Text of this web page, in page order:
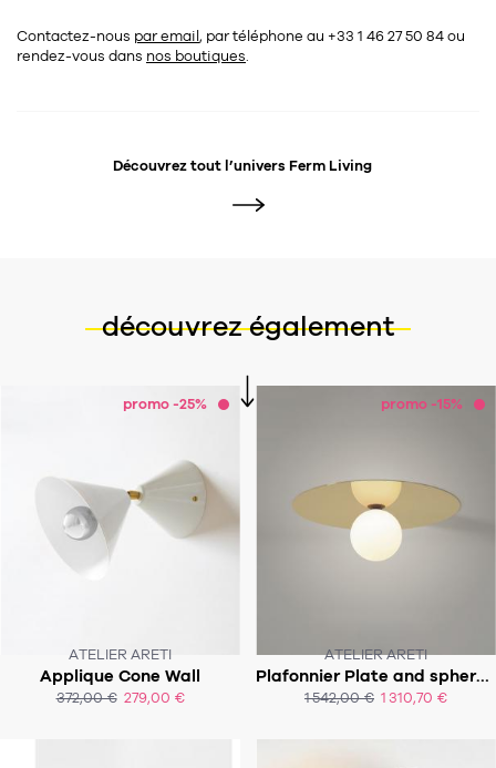
Contactez-nous par email, par téléphone au +33 1 46 27 50 84ou
rendez-vous dans nos boutiques.
Découvrez tout l’univers Ferm Living
découvrez également
promo -25%
ATELIER ARETI
Applique Cone Wall
372,00 € 279,00 €
ACHAT EXPRESS
promo -15%
ATELIER ARETI
Plafonnier Plate and sphere - Large
1 542,00 € 1 310,70 €
SOUS 6-8 SEMAINES
ACHAT EXPRESS